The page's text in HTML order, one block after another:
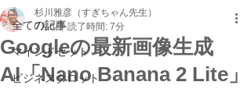
全ての記事
マインドセット
ビジネスタロット
Googleの最新画像生成
AI「Nano Banana 2 Lite」
杉川雅彦（すぎちゃん先生）
7月6日 読了時間: 7分